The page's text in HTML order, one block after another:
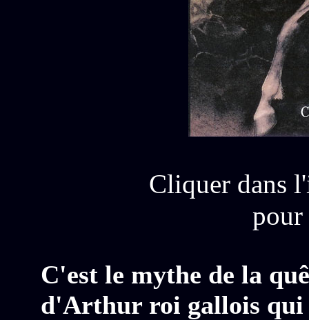
Cliquer dans
C'est le mythe de la
d'Arthur roi gallois qui